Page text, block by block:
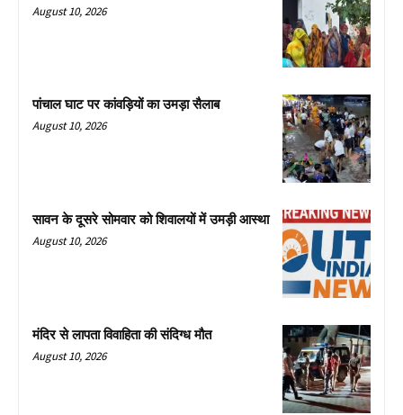
August 10, 2026
पांचाल घाट पर कांवड़ियों का उमड़ा सैलाब
August 10, 2026
सावन के दूसरे सोमवार को शिवालयों में उमड़ी आस्था
August 10, 2026
मंदिर से लापता विवाहिता की संदिग्ध मौत
August 10, 2026